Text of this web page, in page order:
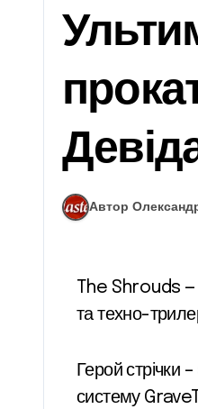
Автор
та техно-
Герой стрічки – 50-річний успішний бізнесмен на ім’я Карш. Він не може змиритися із смертю дружини, тому створив революційну
систему